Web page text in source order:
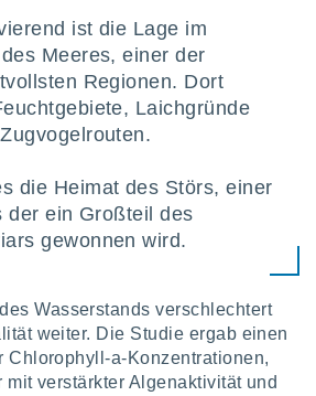
ist die Lage im
Meeres, einer der
Regionen. Dort
Laichgründe
die Heimat des Störs, einer
der ein Großteil des
gewonnen wird.
Wasserstands verschlechtert
weiter. Die Studie ergab einen
Chlorophyll-a-Konzentrationen,
mit verstärkter Algenaktivität und